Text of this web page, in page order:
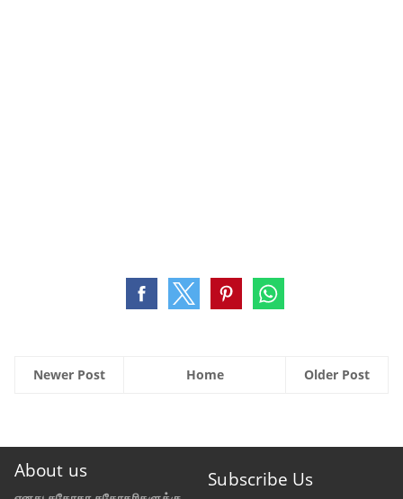
Newer Post Older Post
Home
About us Subscribe Us